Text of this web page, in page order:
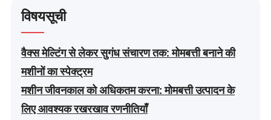
विषयसूची
वैक्स मेल्टिंग से लेकर सुगंध संचारण तक: मोमबत्ती बनाने की
मशीनों का स्पेक्ट्रम
मशीन जीवनकाल को अधिकतम करना: मोमबत्ती उत्पादन के
लिए आवश्यक रखरखाव रणनीतियाँ